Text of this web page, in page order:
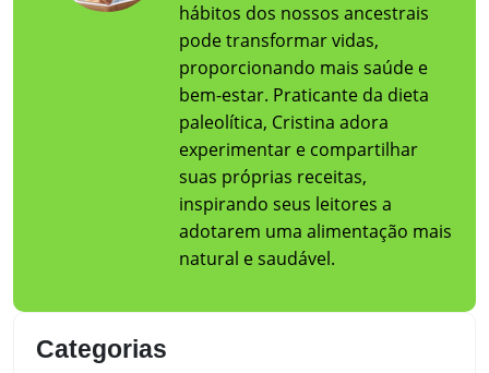
hábitos dos nossos ancestrais
pode transformar vidas,
proporcionando mais saúde e
bem-estar. Praticante da dieta
paleolítica, Cristina adora
experimentar e compartilhar
suas próprias receitas,
inspirando seus leitores a
adotarem uma alimentação mais
natural e saudável.
Categorias